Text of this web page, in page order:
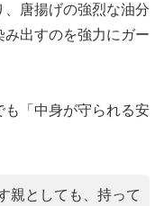
唐揚げの強烈な油分
出すのを強力にガー
「中身が守られる安
親としても、持って